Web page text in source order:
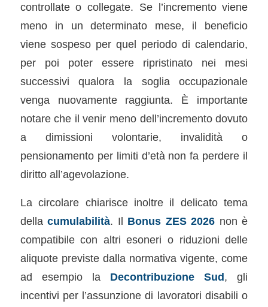
controllate o collegate. Se l’incremento viene
meno in un determinato mese, il beneficio
viene sospeso per quel periodo di calendario,
per poi poter essere ripristinato nei mesi
successivi qualora la soglia occupazionale
venga nuovamente raggiunta. È importante
notare che il venir meno dell’incremento dovuto
a dimissioni volontarie, invalidità o
pensionamento per limiti d’età non fa perdere il
diritto all’agevolazione.
La circolare chiarisce inoltre il delicato tema
dellacumulabilità. Il Bonus ZES 2026 non è
compatibile con altri esoneri o riduzioni delle
aliquote previste dalla normativa vigente, come
ad esempio la Decontribuzione Sud, gli
incentivi per l’assunzione di lavoratori disabili o